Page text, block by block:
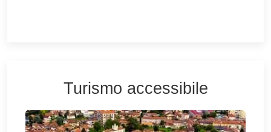
Turismo accessibile